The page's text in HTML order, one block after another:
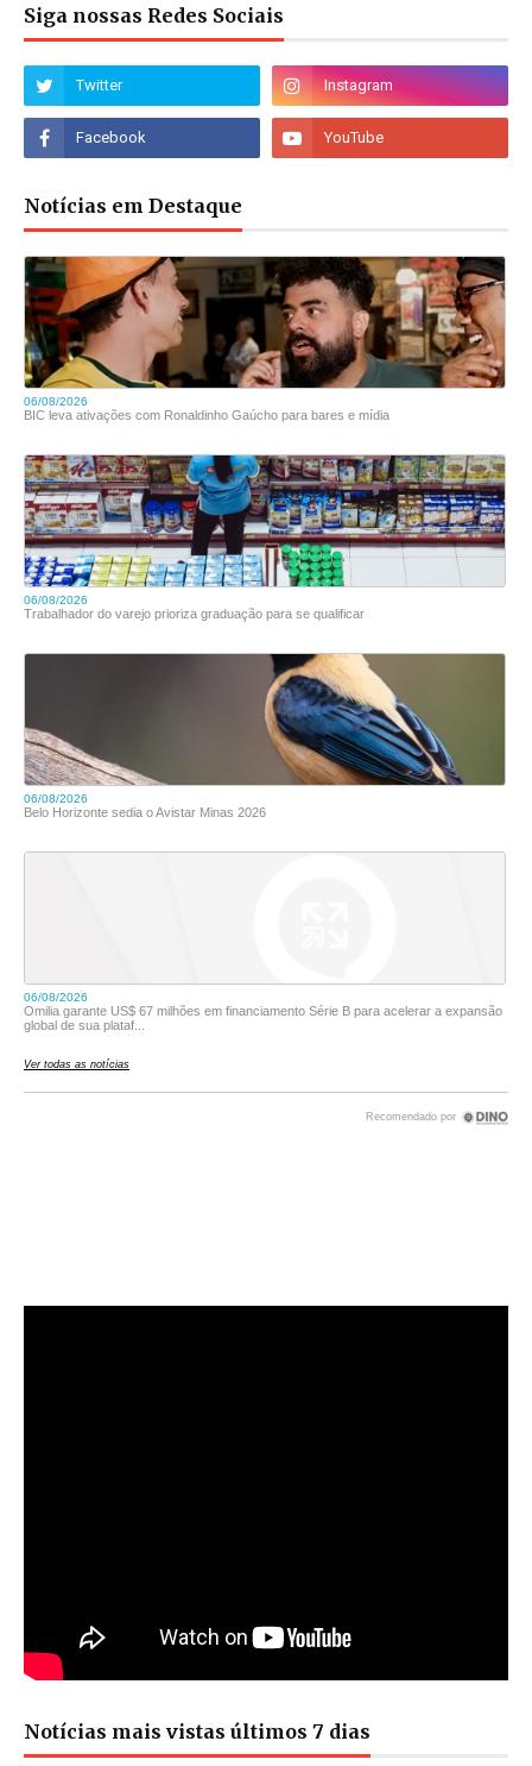
Siga nossas Redes Sociais
Notícias em Destaque
Notícias mais vistas últimos 7 dias